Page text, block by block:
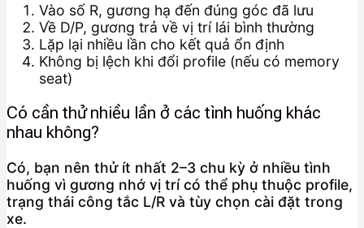
Vào số R, gương hạ đến đúng góc đã lưu
Về D/P, gương trả về vị trí lái bình thường
Lặp lại nhiều lần cho kết quả ổn định
Không bị lệch khi đổi profile (nếu có memory
seat)
Có cần thử nhiều lần ở các tình huống khác
nhau không?
Có, bạn nên thử ít nhất 2–3 chu kỳ ở nhiều tình
huống vì gương nhớ vị trí có thể phụ thuộc profile,
trạng thái công tắc L/R và tùy chọn cài đặt trong
xe.